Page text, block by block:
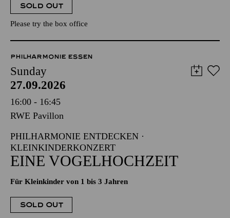
SOLD OUT
Please try the box office
PHILHARMONIE ESSEN
Sunday
27.09.2026
16:00 - 16:45
RWE Pavillon
PHILHARMONIE ENTDECKEN ·
KLEINKINDERKONZERT
EINE VOGELHOCHZEIT
Für Kleinkinder von 1 bis 3 Jahren
SOLD OUT